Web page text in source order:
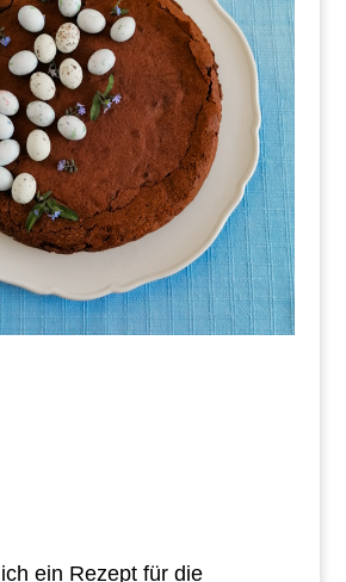
ein Rezept für die